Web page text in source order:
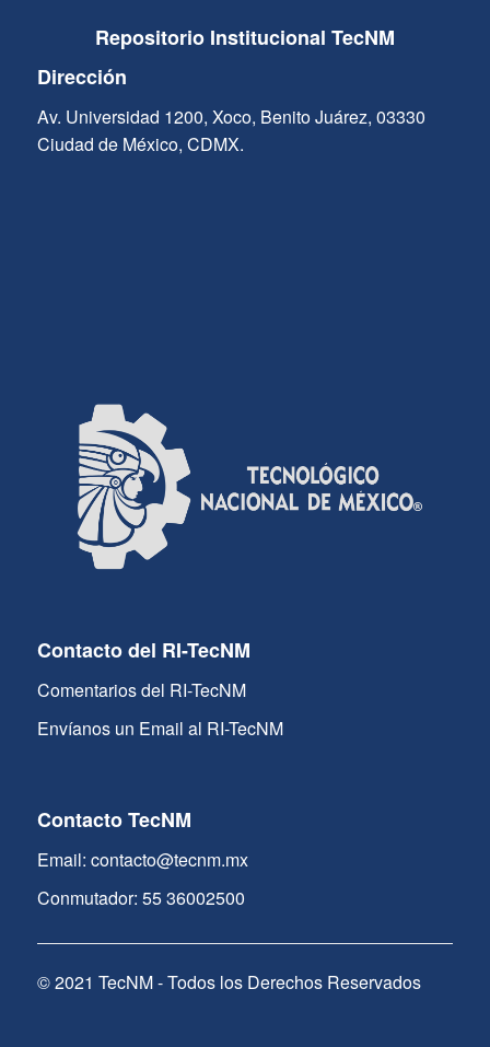
Repositorio Institucional TecNM
Dirección
Av. Universidad 1200, Xoco, Benito Juárez, 03330
Ciudad de México, CDMX.
Contacto del RI-TecNM
Comentarios del RI-TecNM
Envíanos un Email al RI-TecNM
Contacto TecNM
Email: contacto@tecnm.mx
Conmutador: 55 36002500
© 2021 TecNM - Todos los Derechos Reservados